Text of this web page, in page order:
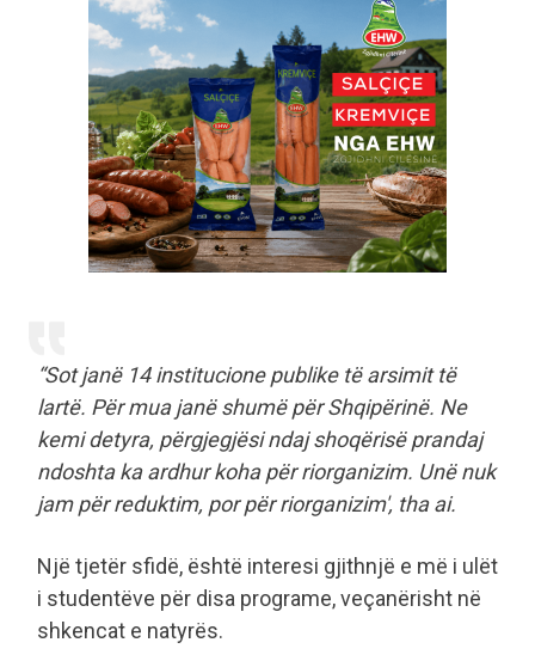
“Sot janë 14 institucione publike të arsimit të
lartë. Për mua janë shumë për Shqipërinë. Ne
kemi detyra, përgjegjësi ndaj shoqërisë prandaj
ndoshta ka ardhur koha për riorganizim. Unë nuk
jam për reduktim, por për riorganizim', tha ai.
Një tjetër sfidë, është interesi gjithnjë e më i ulët
i studentëve për disa programe, veçanërisht në
shkencat e natyrës.